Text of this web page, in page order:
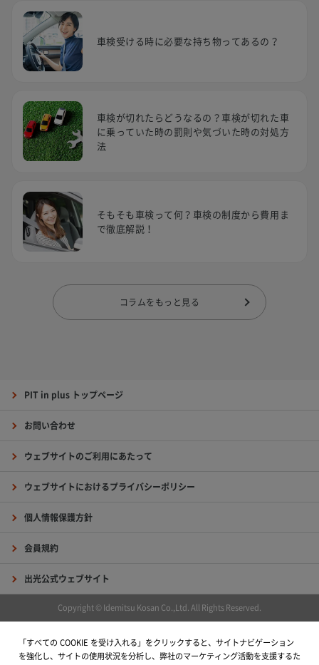
車検受ける時に必要な持ち物ってあるの？
車検が切れたらどうなるの？車検が切れた車
に乗っていた時の罰則や気づいた時の対処方
法
そもそも車検って何？車検の制度から費用ま
で徹底解説！
コラムをもっと見る
PIT in plus トップページ
お問い合わせ
ウェブサイトのご利用にあたって
ウェブサイトにおけるプライバシーポリシー
個人情報保護方針
会員規約
出光公式ウェブサイト
Copyright © Idemitsu Kosan Co.,Ltd. All Rights Reserved.
「すべての COOKIE を受け入れる」をクリックすると、サイトナビゲーション
を強化し、サイトの使用状況を分析し、弊社のマーケティング活動を支援するた